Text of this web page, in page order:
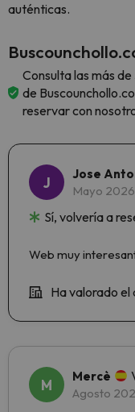
auténticas.
Consulta las más
de
reservar con